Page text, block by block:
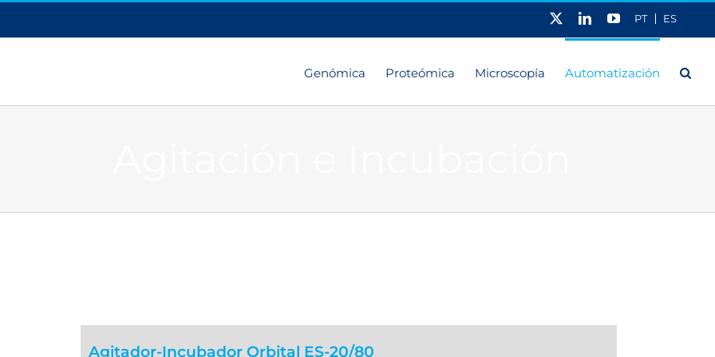
PT ES
LinkedInYouTube
Genómica Proteómica Microscopía Automatización
Agitador-Incubador Orbital ES-20/80